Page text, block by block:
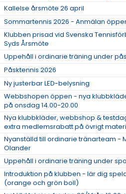
Kallelse årsmöte 26 april
Sommartennis 2026 - Anmälan
Klubben prisad vid Svenska
Syds Årsmöte
Uppehåll i ordinarie träning under
Påsktennis 2026
Ny justerbar LED-belysning
Webbshopen öppen - nya
på onsdag 14.00-20.00
Nya klubbkläder, webbshop &
extra medlemsrabatt på övrigt
Nyanställd till ordinarie tränarteam -
Olander
Uppehåll i ordinarie träning under
Introduktion på klubben - lär dig
(orange och grön boll)